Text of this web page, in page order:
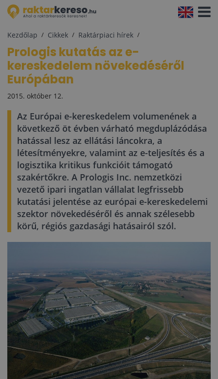
Kezdőlap Cikkek Raktárpiaci hírek
Prologis kutatás az e-
kereskedelem növekedéséről
Európában
2015. október 12.
Az Európai e-kereskedelem volumenének a
következő öt évben várható megduplázódása
hatással lesz az ellátási láncokra, a
létesítményekre, valamint az e-teljesítés és a
logisztika kritikus funkcióit támogató
szakértőkre. A Prologis Inc. nemzetközi
vezető ipari ingatlan vállalat legfrissebb
kutatási jelentése az európai e-kereskedelemi
szektor növekedéséről és annak szélesebb
körű, régiós gazdasági hatásairól szól.